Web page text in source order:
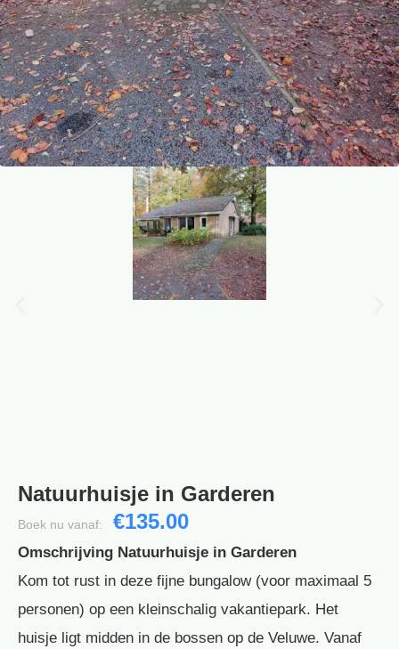
Natuurhuisje in Garderen
Boek nu vanaf: €135.00
Omschrijving Natuurhuisje in Garderen
Kom tot rust in deze fijne bungalow (voor maximaal 5
personen) op een kleinschalig vakantiepark. Het
huisje ligt midden in de bossen op de Veluwe. Vanaf